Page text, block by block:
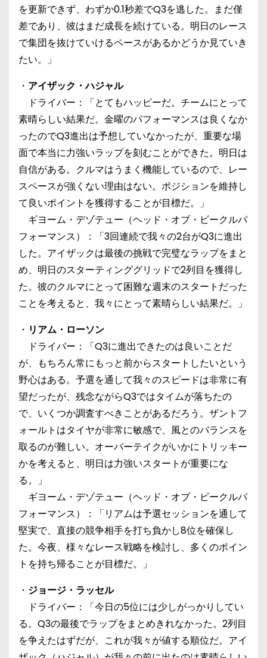
を更新できず、わずか0.1秒差でQ3を逃した。まだ僅
差であり、彼はまだ成長を続けている。明日のレース
で集団を抜けていけるペースがあるかどうか見ていき
たい。」
・ アイザック・ハジャル
ドライバー：「とてもハッピーだ。チームにとって
素晴らしい結果だ。金曜のパフォーマンスは良くなか
ったのでQ3進出は予想していなかったが、重要な場
面で本当に力強いラップを刻むことができた。明日は
自信がある。クルマはうまく機能しているので、レー
スペースが強くない理由はない。ポジションを維持し
て良いポイントを獲得することが目標だ。」
ギヨーム・デゾテュー（ヘッド・オブ・ビークルパ
フォーマンス）：「3回連続で我々の2台がQ3に進出
した。アイザックは最後の挑戦で完璧なラップをまと
め、明日のスターティンググリッドで2列目を獲得し
た。彼のクルマにとって困難な週末のスタートだった
ことを考えると、我々にとって素晴らしい結果だ。」
・ リアム・ローソン
ドライバー：「Q3に進出できたのは良いことだ
が、もちろん常にもっと前からスタートしたいという
野心はある。予選を通して我々のスピードは非常に有
望だったが、残念ながらQ3ではタイムが落ちたの
で、いくつか調査すべきことがあるだろう。ザントフ
ォールトはタイヤが非常に敏感で、風とのバランスを
取るのが難しい。オーバーテイクがいかにトリッキー
かを考えると、明日は力強いスタートが重要にな
る。」
ギヨーム・デゾテュー（ヘッド・オブ・ビークルパ
フォーマンス）：「リアムは予選セッションを通して
堅実で、直接の競争相手を打ち負かし8位を確保し
た。今夜、様々なレース戦略を検討し、多くのポイン
トを持ち帰ることが目標だ。」
・ ジョージ・ラッセル
ドライバー：「今日の5位には少しがっかりしてい
る。Q3の最後でラップをまとめきれなかった。2列目
を争えたはずだが、これが我々が値する順位だ。アイ